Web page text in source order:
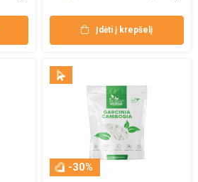
Įdėti į krepšelį
-30%